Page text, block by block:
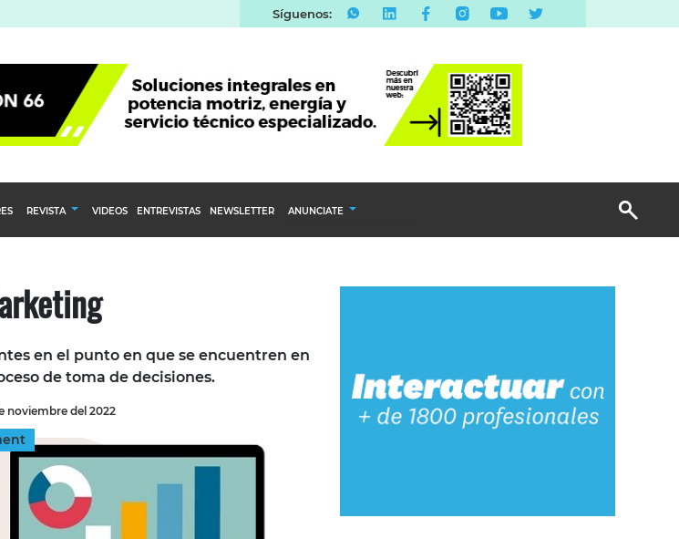
Síguenos:
REVISTA
INGRESAR
SUSCRÍBASE
VIDEOS ENTREVISTAS NEWSLETTER ANUNCIATE
Email Marketing
en el punto en que se encuentren en
de toma de decisiones.
noviembre del 2022